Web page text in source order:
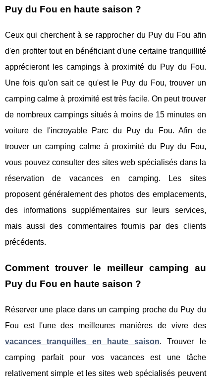
Puy du Fou en haute saison ?
Ceux qui cherchent à se rapprocher du Puy du Fou afin
d'en profiter tout en bénéficiant d'une certaine tranquillité
apprécieront les campings à proximité du Puy du Fou.
Une fois qu'on sait ce qu'est le Puy du Fou, trouver un
camping calme à proximité est très facile. On peut trouver
de nombreux campings situés à moins de 15 minutes en
voiture de l'incroyable Parc du Puy du Fou. Afin de
trouver un camping calme à proximité du Puy du Fou,
vous pouvez consulter des sites web spécialisés dans la
réservation de vacances en camping. Les sites
proposent généralement des photos des emplacements,
des informations supplémentaires sur leurs services,
mais aussi des commentaires fournis par des clients
précédents.
Comment trouver le meilleur camping au
Puy du Fou en haute saison ?
Réserver une place dans un camping proche du Puy du
Fou est l'une des meilleures manières de vivre des
vacances tranquilles en haute saison. Trouver le
camping parfait pour vos vacances est une tâche
relativement simple et les sites web spécialisés peuvent